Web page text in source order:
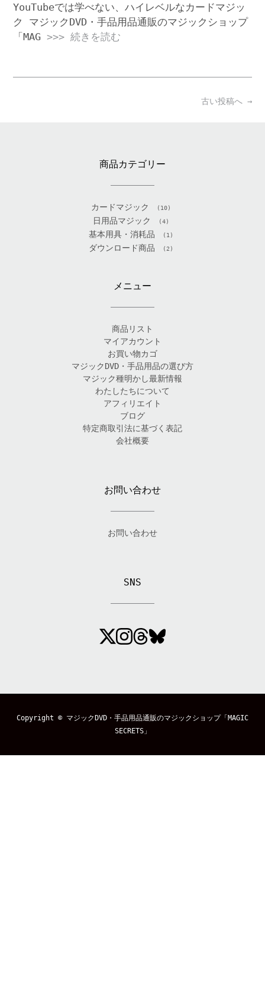
YouTubeでは学べない、ハイレベルなカードマジッ
ク マジックDVD・手品用品通販のマジックショップ
「MAG >>> 続きを読む
古い投稿へ →
商品カテゴリー
カードマジック (10)
日用品マジック (4)
基本用具・消耗品 (1)
ダウンロード商品 (2)
メニュー
商品リスト
マイアカウント
お買い物カゴ
マジックDVD・手品用品の選び方
マジック種明かし最新情報
わたしたちについて
アフィリエイト
ブログ
特定商取引法に基づく表記
会社概要
お問い合わせ
お問い合わせ
SNS
Copyright © マジックDVD・手品用品通販のマジックショップ「MAGIC
SECRETS」